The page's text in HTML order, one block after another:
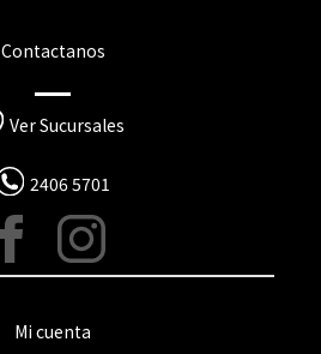
Contactanos
Ver Sucursales
2406 5701
Mi cuenta